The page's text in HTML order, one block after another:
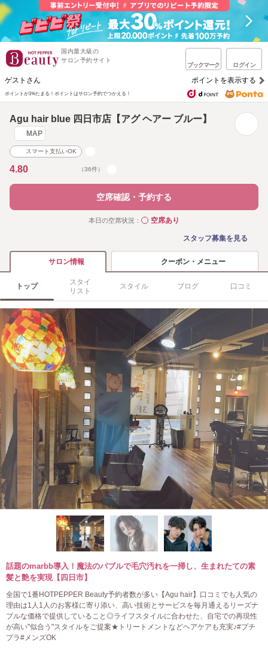
国内最大級の
サロン予約サイト
ブックマーク ログイン
ゲストさん ポイントを表示する
ポイントが1%たまる！ ポイントはサロン予約でつかえる！
Agu hair blue 四日市店【アグ ヘアー ブルー】
MAP
スマート支払いOK
4.80 （36件）
空席確認・予約する
本日の空席状況： ◯空席あり
スタッフ募集を見る
サロン情報 クーポン・メニュー
トップ
スタイ
リスト
スタイル ブログ 口コミ
話題のmarbb導入！魔法のバブルで毛穴汚れを一掃し、生まれたての素
髪と艶を実現【四日市】
全国で1番HOTPEPPER Beauty予約者数が多い【Agu hair】口コミでも人気の
理由は1人1人のお客様に寄り添い、高い技術とサービスを毎月通えるリーズナ
ブルな価格で提供していること◎ライフスタイルに合わせた、自宅での再現性
が高い"似合う"スタイルをご提案★トリートメントなどヘアケアも充実♪#プチ
プラ#メンズOK